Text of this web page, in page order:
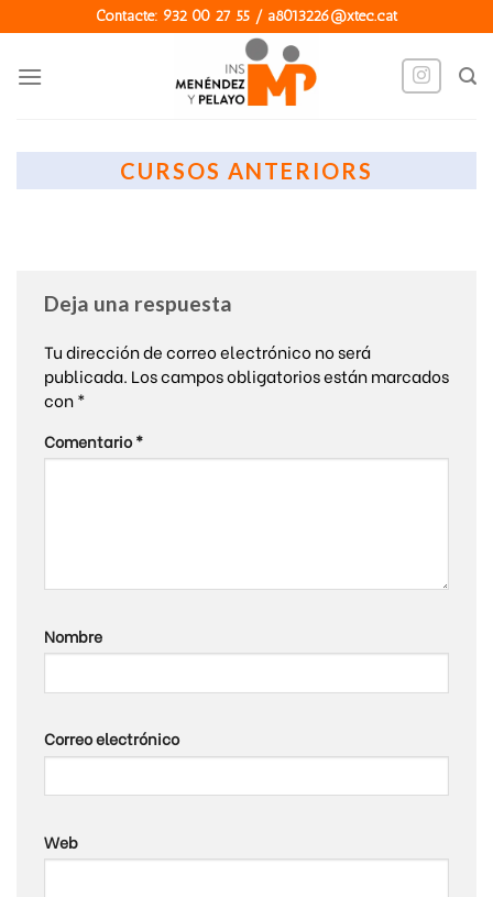
to
content
Contacte: 932 00 27 55 / a8013226@xtec.cat
CURSOS ANTERIORS
Deja una respuesta
Tu dirección de correo electrónico no será
publicada. Los campos obligatorios están marcados
con*
Comentario*
Nombre
Correo electrónico
Web